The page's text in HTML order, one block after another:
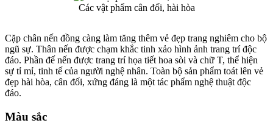
Các vật phẩm cân đối, hài hòa
Cặp chân nến đồng càng làm tăng thêm vẻ đẹp trang nghiêm cho bộ
ngũ sự. Thân nến được chạm khắc tinh xảo hình ảnh trang trí độc
đáo. Phần đế nến được trang trí họa tiết hoa sòi và chữ T, thể hiện
sự tỉ mỉ, tinh tế của người nghệ nhân. Toàn bộ sản phẩm toát lên vẻ
đẹp hài hòa, cân đối, xứng đáng là một tác phẩm nghệ thuật độc
đáo.
Màu sắc